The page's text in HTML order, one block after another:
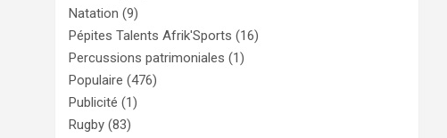
Natation (9)
Pépites Talents Afrik'Sports (16)
Percussions patrimoniales (1)
Populaire (476)
Publicité (1)
Rugby (83)